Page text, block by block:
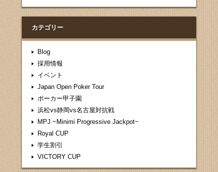
カテゴリー
Blog
採用情報
イベント
Japan Open Poker Tour
ポーカー甲子園
浜松vs静岡vs名古屋対抗戦
MPJ ~Minimi Progressive Jackpot~
Royal CUP
学生割引
VICTORY CUP